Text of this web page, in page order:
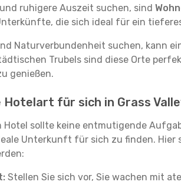
ruhigere Auszeit suchen, sind
die sich ideal für ein
Naturverbundenheit suchen, kann
Trubels sind diese Orte
genießen.
Hotelart für sich in Grass
sollte keine entmutigende
Unterkunft für sich zu finden. Hier
Stellen Sie sich vor, Sie wachen mit